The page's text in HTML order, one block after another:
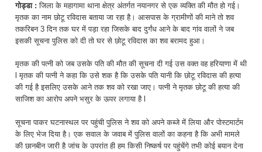
गोड्डा : जिला के महागामा थाना क्षेत्र अंतर्गत नयानगर से एक व्यक्ति की मौत हो गई।
मृतक का नाम छोटू रविदास बताया जा रहा है। आसपास के ग्रामीणों की माने तो शव
तकरिबन 3 दिन तक घर में पड़ा रहा जिसके बाद दुर्गंध आने के बाद गांव वालों ने जब
इसकी सूचना पुलिस को दी तो घर से छोटू रविदास का शव बरामद हुआ।
मृतक की पत्नी को जब उसके पति की मौत की सूचना दी गई उस वक्त वह हरियाणा में थी
l मृतक की पत्नी ने कहा कि उसे शक है कि उसके पति यानी कि छोटू रविदास की हत्या
की गई है इसलिए उसके आने तक शव को रखा जाए। पत्नी ने मृतक छोटू की हत्या की
साजिश का आरोप अपने भसुर के ऊपर लगाया है l
सूचना पाकर घटनास्थल पर पहुंची पुलिस ने शव को अपने कब्जे में लिया और पोस्टमार्टम
के लिए भेज दिया है। एक सवाल के जवाब में पुलिस वालों का कहना है कि अभी मामले
की छानबीन जारी है जांच के उपरांत ही हम किसी निष्कर्ष पर पहुंचेंगे तभी कोई बयान देना